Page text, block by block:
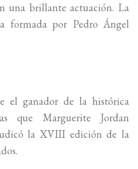
una brillante actuación. La
formada por Pedro Ángel
el ganador de la histórica
que Marguerite Jordan
la XVIII edición de la